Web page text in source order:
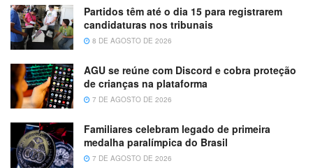
Partidos têm até o dia 15 para registrarem
candidaturas nos tribunais
8 DE AGOSTO DE 2026
AGU se reúne com Discord e cobra proteção
de crianças na plataforma
7 DE AGOSTO DE 2026
Familiares celebram legado de primeira
medalha paralímpica do Brasil
7 DE AGOSTO DE 2026